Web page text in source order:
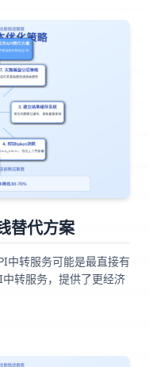
替代方案
中转服务可能是最直接有
转服务，提供了更经济